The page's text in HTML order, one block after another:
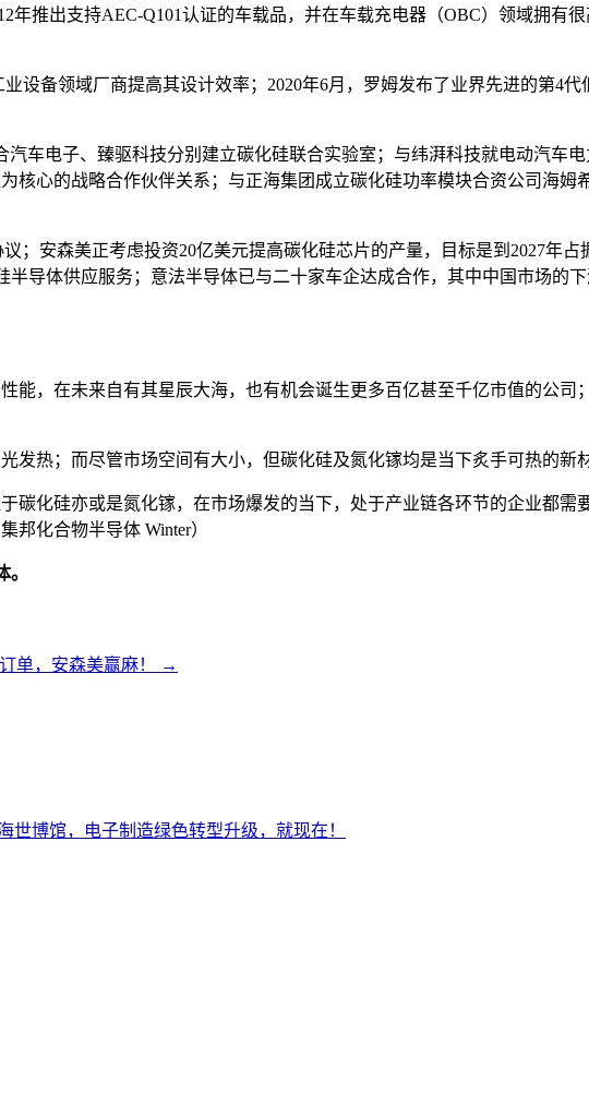
年推出支持AEC-Q101认证的车载品，并在车载充电器（OBC）领域拥有
设备领域厂商提高其设计效率；2020年6月，罗姆发布了业界先进的第4
车电子、臻驱科技分别建立碳化硅联合实验室；与纬湃科技就电动汽车
核心的战略合作伙伴关系；与正海集团成立碳化硅功率模块合资公司海姆
；安森美正考虑投资20亿美元提高碳化硅芯片的产量，目标是到2027年
半导体供应服务；意法半导体已与二十家车企达成合作，其中中国市场的
，在未来自有其星辰大海，也有机会诞生更多百亿甚至千亿市值的公司
热；而尽管市场空间有大小，但碳化硅及氮化镓均是当下炙手可热的新
化硅亦或是氮化镓，在市场爆发的当下，处于产业链各环节的企业都需
邦化合物半导体 Winter）
单，安森美赢麻！ →
世博馆，电子制造绿色转型升级，就现在！